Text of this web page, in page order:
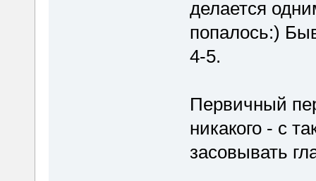
делается
попалось:)
4-5.
Первичный
никакого - с
засовывать